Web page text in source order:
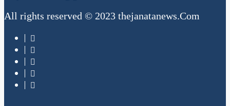
All rights reserved © 2023 thejanatanews.Com